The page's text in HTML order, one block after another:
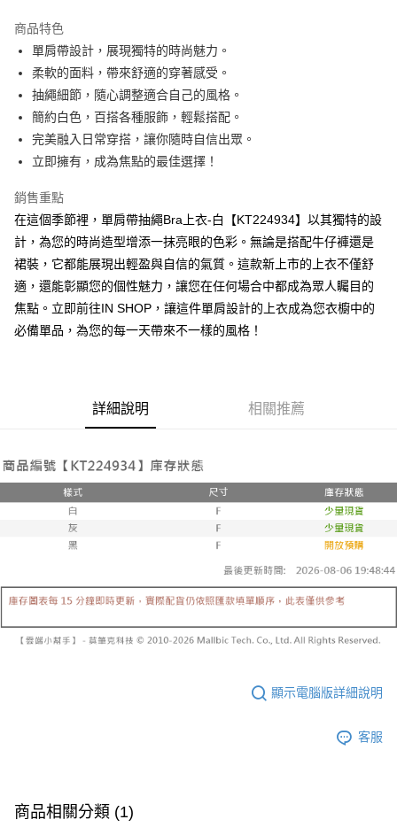
Apple Pay
街口支付
Google Pay
大哥付你分期
相關說明
1.本服務由台灣大哥大提供，台灣大哥大用戶可立即使用無須另外申請。
2.付款方式選擇「大哥付你分期」，訂單成立後會自動跳轉到大哥付的交易
流程，驗證手機門號後，選擇欲分期的期數、繳款截止日，確認付款後即完
成交易。
3.實際核准額度、可分期數及費用金額請依後續交易確認頁面所載為準。
4.訂單成立30分鐘內，如未前往確認交易或遇審核未通過，訂單將自動取
法說明評估內容。
【繳款方式說明】
用戶於交易時，得透過本服務購買商品或服務，並由商店將買賣／分期付款
買賣價金債權讓與本公司後，依約使用本公司帳單繳交帳款。
2.基於同意付款使用「大哥付你分期」之契約關係目的，商店將以您的個人
資料（包含姓名、電話或地址）提供予台灣大哥大進項蒐集、處理及利用，
由本公司與您本人進行分期帳單所需資料之確認、核對及更正。
AFTEE先享後付
相關說明
【關於「AFTEE先享後付」】
AFTEE先享後付是「在收到商品之後才付款」的支付方式。 讓您購物簡單
便利好安心！
１．簡單：不需註冊會員、不需綁卡、不需儲值。
２．便利：只要手機號碼，簡訊認證，即可結帳。
２．訂單成立數日內，您將收到繳費通知簡訊。
３．收到繳費通知簡訊後14天內，點擊此簡訊中的連結，可透過四大超商／
ATM／網路銀行／等多元方式進行付款，方視為交易完成。
購買商品的店家。未經商家同意取消之訂單仍視為有效，需透過AFTEE先享
後付繳納相關費用。
※ 交易是否成功請以「AFTEE先享後付 」之結帳頁面顯示為準，若有關於
是否繳費成功／繳費後需取消欲退款等相關疑問，請聯繫「AFTEE先享後付
客戶支援中心」
https://netprotections.freshdesk.com/support/home
１．透過由恩沛科技股份有限公司提供之「AFTEE先享後付」服務完成之交
易，需依本服務之必要範圍內提供個人資料，並將交易相關給付款項請求債
權轉讓予恩沛科技股份有限公司。
２．關於個人資料處理事宜，請瀏覽以下網址：
https://aftee.tw/terms/#terms3
４．使用「AFTEE先享後付」時，將依據個別帳號之用戶狀況，依本公司即
全家取貨付款
每筆NT$60，滿NT$1,600(含以上)免運費
每筆NT$10,000
已關閉，請勿下單(付取)
每筆NT$10,000
7-11取貨付款
每筆NT$60，滿NT$1,800(含以上)免運費
付款後7-11取貨
每筆NT$60，滿NT$1,600(含以上)免運費
商品特色
單肩帶設計，展現獨特的時尚魅力。
柔軟的面料，帶來舒適的穿著感受。
抽繩細節，隨心調整適合自己的風格。
簡約白色，百搭各種服飾，輕鬆搭配。
完美融入日常穿搭，讓你隨時自信出眾。
立即擁有，成為焦點的最佳選擇！
銷售重點
在這個季節裡，單肩帶抽繩Bra上衣-白【KT224934】以其獨特的設
計，為您的時尚造型增添一抹亮眼的色彩。無論是搭配牛仔褲還是
裙裝，它都能展現出輕盈與自信的氣質。這款新上市的上衣不僅舒
適，還能彰顯您的個性魅力，讓您在任何場合中都成為眾人矚目的
焦點。立即前往IN SHOP，讓這件單肩設計的上衣成為您衣櫥中的
必備單品，為您的每一天帶來不一樣的風格！
詳細說明 相關推薦
顯示電腦版詳細說明
客服
商品相關分類 (1)